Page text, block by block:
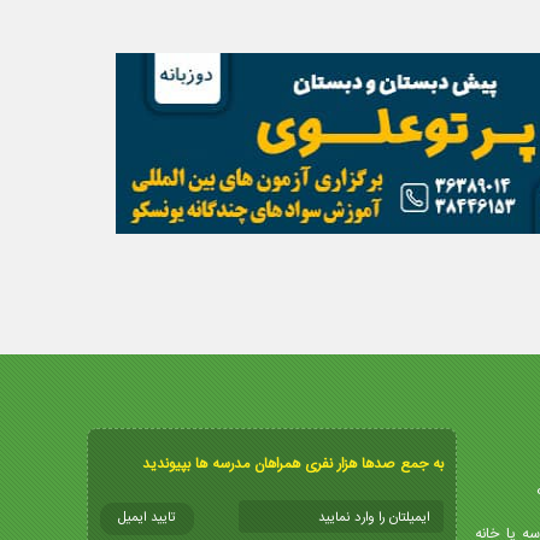
یا خانه
به جمع صدها هزار نفری همراهان مدرسه ها بپیوندید